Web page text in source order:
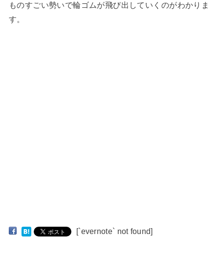
ものすごい勢いで輪ゴムが飛び出していくのがわかりま
す。
[`evernote` not found]